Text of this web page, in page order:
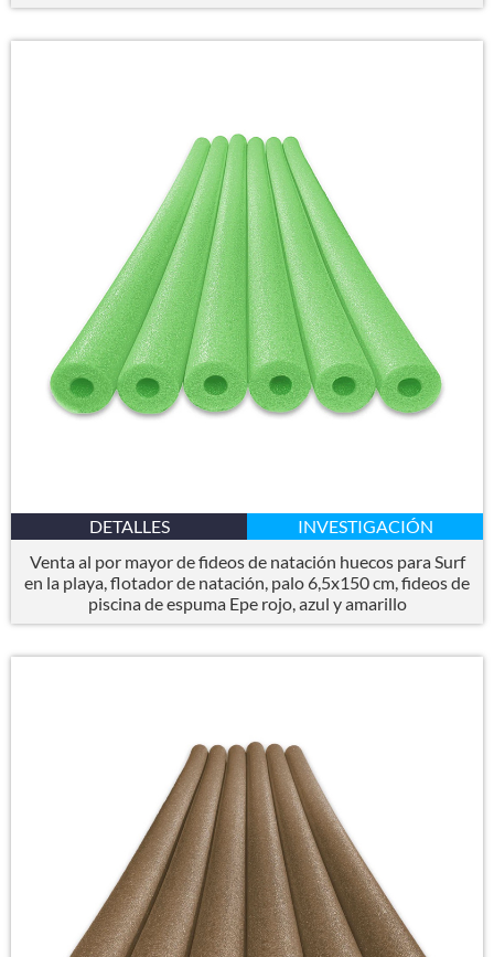
DETALLES
INVESTIGACIÓN
Venta al por mayor de fideos de natación huecos para Surf
en la playa, flotador de natación, palo 6,5x150 cm, fideos de
piscina de espuma Epe rojo, azul y amarillo